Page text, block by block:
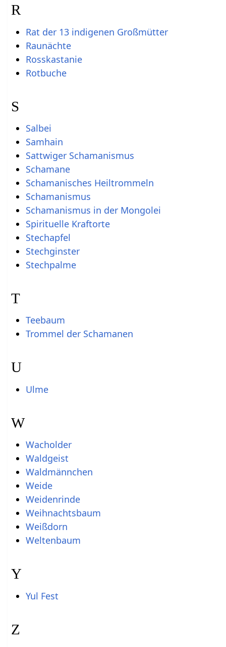
R
Rat der 13 indigenen Großmütter
Raunächte
Rosskastanie
Rotbuche
S
Salbei
Samhain
Sattwiger Schamanismus
Schamane
Schamanisches Heiltrommeln
Schamanismus
Schamanismus in der Mongolei
Spirituelle Kraftorte
Stechapfel
Stechginster
Stechpalme
T
Teebaum
Trommel der Schamanen
U
Ulme
W
Wacholder
Waldgeist
Waldmännchen
Weide
Weidenrinde
Weihnachtsbaum
Weißdorn
Weltenbaum
Y
Yul Fest
Z